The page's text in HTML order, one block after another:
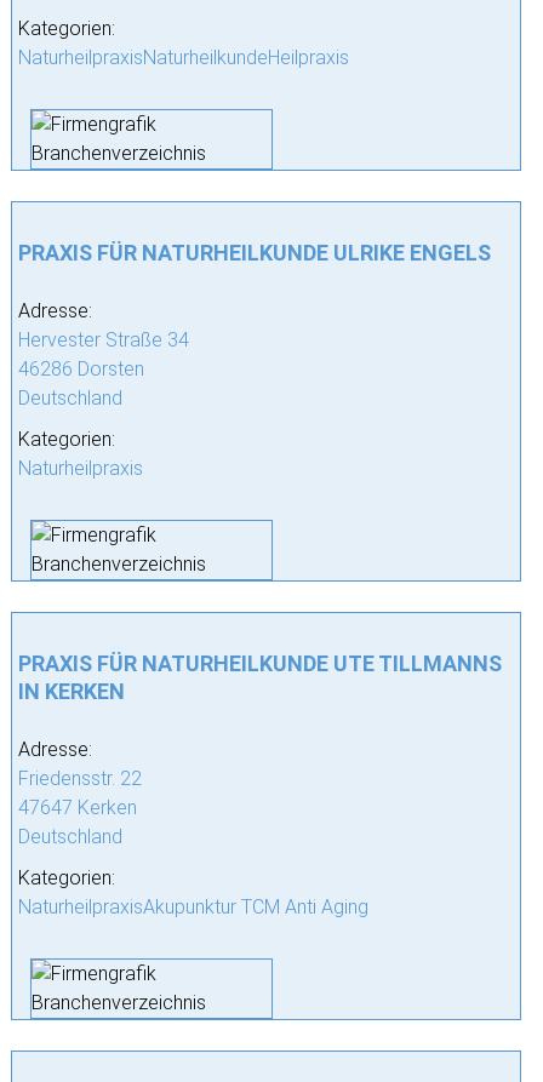
Kategorien:
NaturheilpraxisNaturheilkundeHeilpraxis
PRAXIS FÜR NATURHEILKUNDE ULRIKE ENGELS
Adresse:
Hervester Straße 34
46286 Dorsten
Deutschland
Kategorien:
Naturheilpraxis
PRAXIS FÜR NATURHEILKUNDE UTE TILLMANNS
IN KERKEN
Adresse:
Friedensstr. 22
47647 Kerken
Deutschland
Kategorien:
NaturheilpraxisAkupunktur TCM Anti Aging